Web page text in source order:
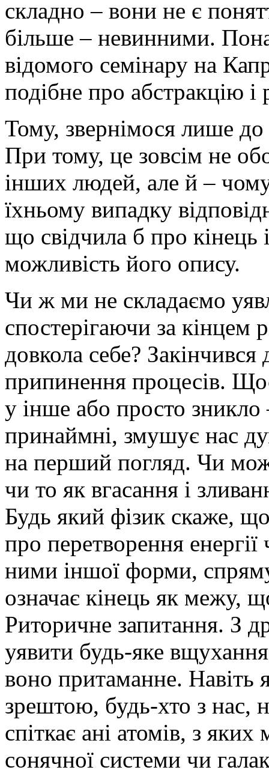
складно – вони не є
більше – невинними.
відомого семінару на
подібне про абстракцію і
Тому, звернімося лише до
При тому, це зовсім не
інших людей, але й –
їхньому випадку
що свідчила б про
можливість його опису.
Чи ж ми не складаємо
спостерігаючи за кінцем
довкола себе?
припинення процесів.
у інше або просто
принаймні, змушує нас
на перший погляд. Чи
чи то як вгасання і
Будь який фізик скаже,
про перетворення
ними іншої форми,
означає кінець як межу,
Риторичне запитання. З
уявити будь-яке
воно притаманне. Навіть
зрештою, будь-хто з нас,
спіткає ані атомів, з
сонячної системи чи